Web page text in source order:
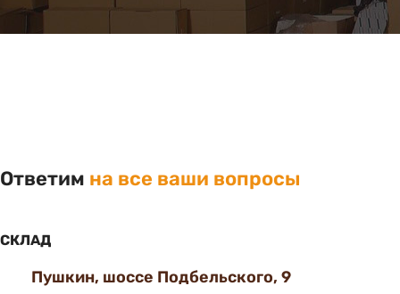
Ответим на все ваши вопросы
СКЛАД
Пушкин, шоссе Подбельского, 9